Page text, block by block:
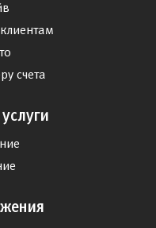
счета